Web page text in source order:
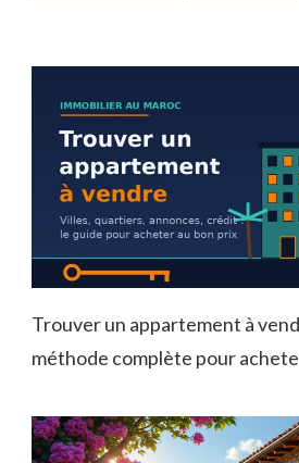
Trouver un appartement à
méthode complète pour